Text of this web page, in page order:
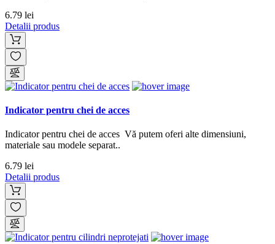
6.79 lei
Detalii produs
Indicator pentru chei de acces
Indicator pentru chei de acces Vă putem oferi alte dimensiuni,
materiale sau modele separat..
6.79 lei
Detalii produs